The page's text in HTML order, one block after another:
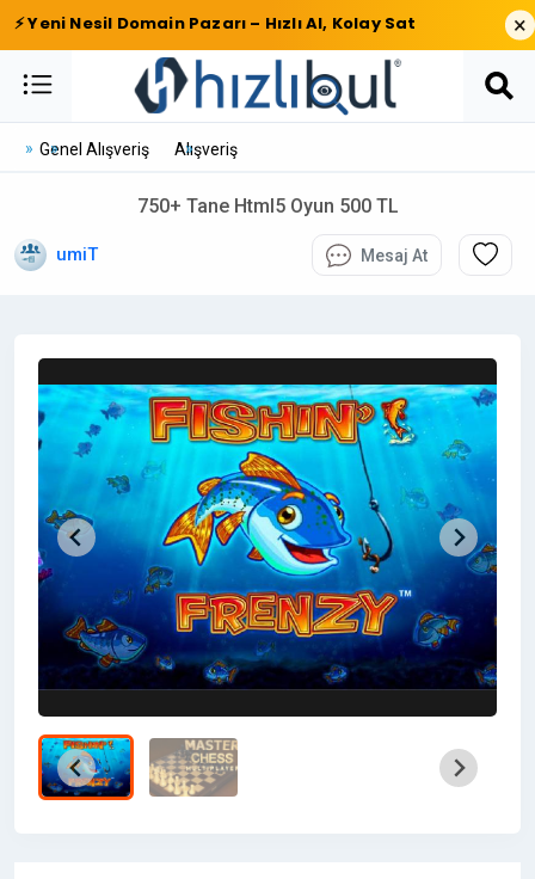
⚡ Yeni Nesil Domain Pazarı – Hızlı Al, Kolay Sat ×
Genel Alışveriş Alışveriş
750+ Tane Html5 Oyun 500 TL
umiT Mesaj At